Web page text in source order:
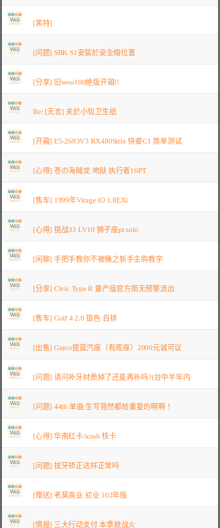
[黑特]
[问题] SBK S1安装於安全帽位置
[分享] 旧woo100绝版开箱!!
Re: [无言] 关於小包卫生纸
[开箱] E5-2683V3 RX480Strix 快睿C1 简单测试
[心得] 苍の海贼龙 地狱 执行者16PT
[售车] 1999年Virage iO 1.8EXi
[心得] 挑战33 LV10 狮子座pt solo
[闲聊] 手把手教你不被桶之新手主购教学
[分享] Civic Type R 量产版官方照无预警流出
[售车] Golf 4 2.0 银色 自排
[出售] Graco提篮汽座（有底座）2000元诚可议
[问题] 请问补牙材质掉了还能再补吗?(台中半年内
[问题] 44th 单曲 生写竟然都给重复的啊啊！
[心得] 华南红卡/icash 核卡
[问题] 拔牙矫正这样正常吗
[赠送] 老莫高业 初业 102年版
[情报] 三大行动支付 本季掀战火